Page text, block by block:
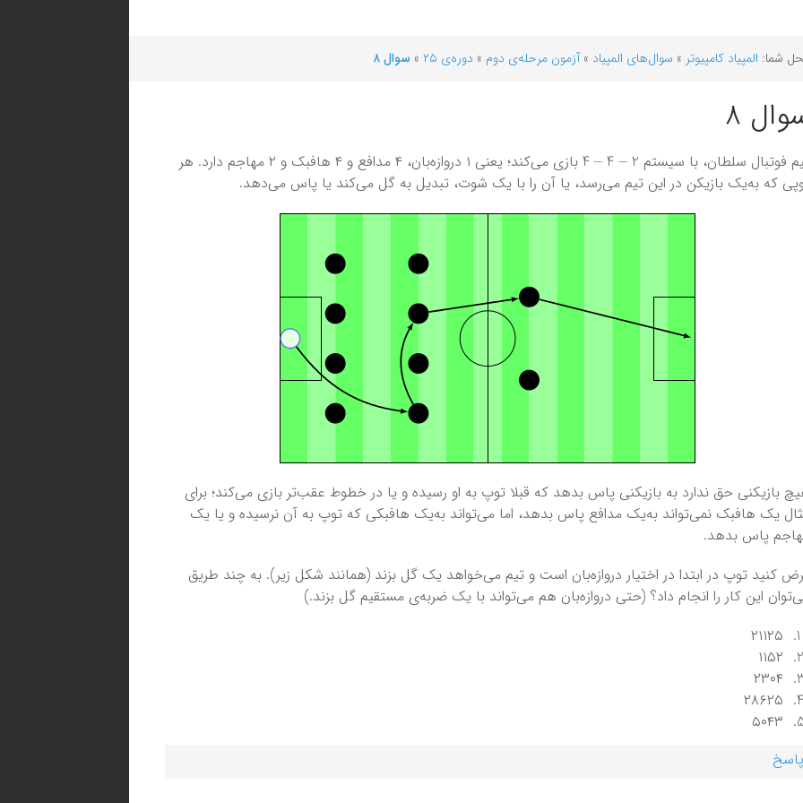
شما: المپیاد کامپیوتر » سوال‌های المپیاد »آزمون مرحله‌ی دوم » دوره‌ی ۲۵ » سوال ۸
۸
فوتبال سلطان، با سیستم 4 −
بازی می‌کند؛ یعنی ۱ دروازه‌بان، ۴ مدافع و ۴ هافبک و ۲ مهاجم دارد. هر
که به‌یک بازیکن در این تیم می‌رسد، یا آن را با یک شوت، تبدیل به گل می‌کند یا پاس می‌دهد.
بازیکنی حق ندارد به بازیکنی پاس بدهد که قبلا توپ به او رسیده و یا در خطوط عقب‌تر بازی می‌کند؛ برای
یک هافبک نمی‌تواند به‌یک مدافع پاس بدهد، اما می‌تواند به‌یک هافبکی که توپ به آن نرسیده و یا یک
پاس بدهد.
کنید توپ در ابتدا در اختیار دروازه‌بان است و تیم می‌خواهد یک گل بزند (همانند شکل زیر). به چند طریق
این کار را انجام داد؟ (حتی دروازه‌بان هم می‌تواند با یک ضربه‌ی مستقیم گل بزند.)
۲۱۱۲۵
۱۱۵۲
۲۳۰۴
۲۸۶۲۵
۵۰۴۳
پاسخ